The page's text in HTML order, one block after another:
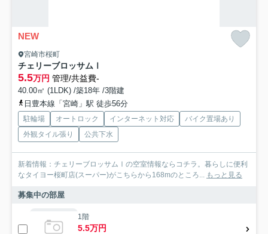
NEW
宮崎市桜町
チェリーブロッサムⅠ
5.5万円 管理/共益費-
40.00㎡ (1LDK) /築18年 /3階建
日豊本線「宮崎」駅 徒歩56分
駐輪場 オートロック インターネット対応
バイク置場あり
外観タイル張り
公共下水
新着情報：チェリーブロッサムⅠの空室情報ならコチラ。暮らしに便利
なタイヨー桜町店(スーパー)がこちらから168mのところ... もっと見る
募集中の部屋
1階
5.5万円